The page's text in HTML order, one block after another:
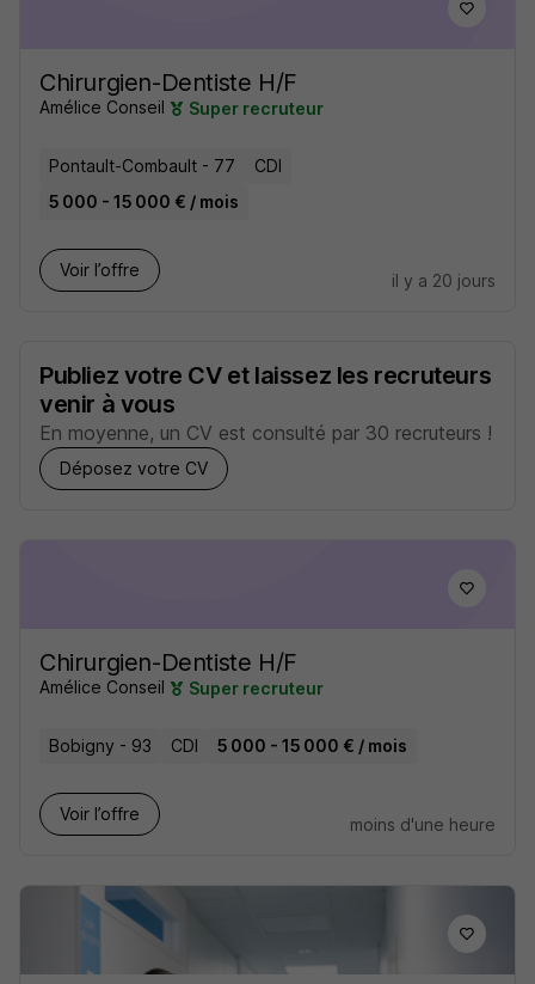
Chirurgien-Dentiste H/F
Amélice Conseil Super recruteur
Pontault-Combault - 77
CDI
5 000 - 15 000 € / mois
Voir l’offre
il y a 20 jours
Publiez votre CV et laissez les recruteurs
venir à vous
En moyenne, un CV est consulté par 30 recruteurs !
Déposez votre CV
Chirurgien-Dentiste H/F
Amélice Conseil Super recruteur
Bobigny - 93 CDI 5 000 - 15 000 € / mois
Voir l’offre
moins d'une heure